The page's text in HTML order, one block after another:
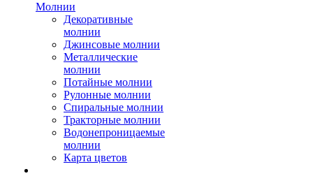
Молнии
Декоративные
молнии
Джинсовые молнии
Металлические
молнии
Потайные молнии
Рулонные молнии
Спиральные молнии
Тракторные молнии
Водонепроницаемые
молнии
Карта цветов